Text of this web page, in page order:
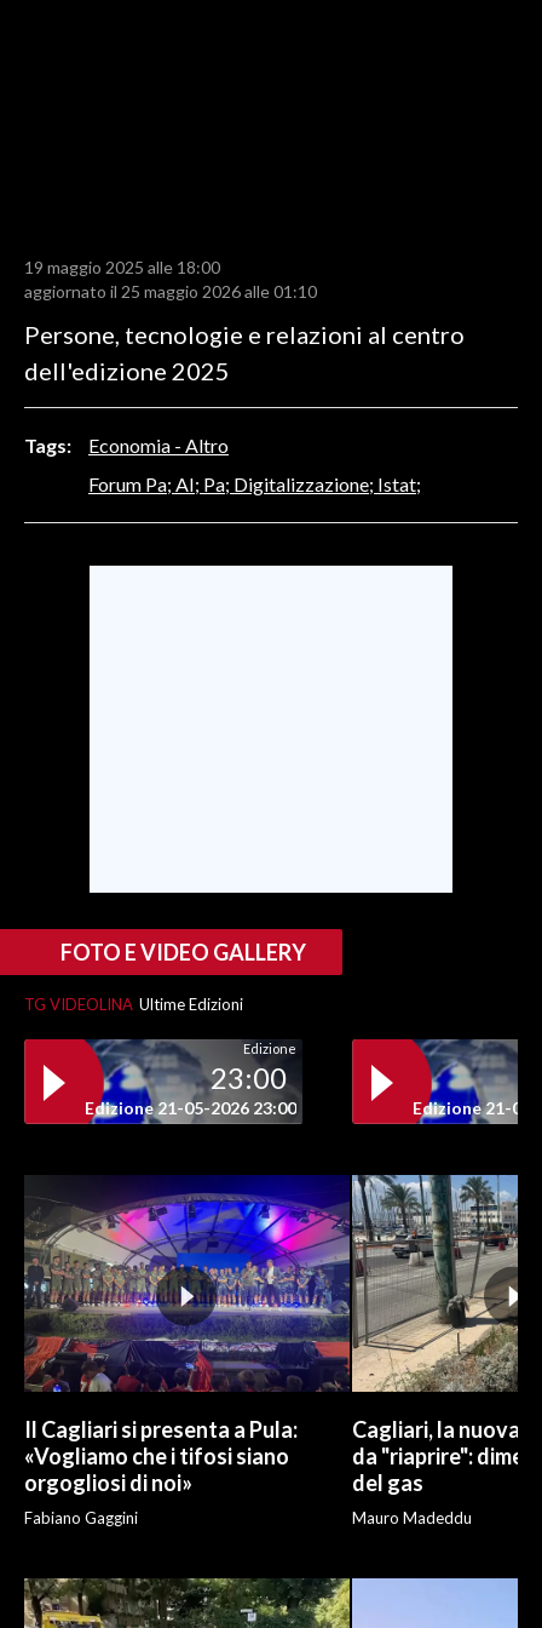
CALCIO
CALCIO REGIONALE
BASKET
VOLLEY
MOTORI
TENNIS
ALTRI SPORT
#CARAUNIONE
INSULARITÀ
ABBONATI
ANNUNCI
NECROLOGI
PUBBLICITÀ
SPIAGGE
STORE
19 maggio 2025 alle 18:00
aggiornato il 25 maggio 2026 alle 01:10
Persone, tecnologie e relazioni al centro
dell'edizione 2025
Tags:
Economia - Altro
Forum Pa; AI; Pa; Digitalizzazione; Istat;
FOTO E VIDEO GALLERY
TG VIDEOLINA Ultime Edizioni
Edizione
23:00
Edizione 21-05-2026 23:00 Edizione 21-05-
Il Cagliari si presenta a Pula:
«Vogliamo che i tifosi siano
orgogliosi di noi»
Fabiano Gaggini
Cagliari, la nuova
da "riaprire":
del gas
Mauro Madeddu